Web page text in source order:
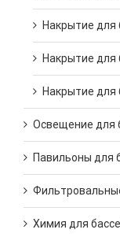
Накрытие для
Накрытие для
Накрытие для
Освещение для
Павильоны для
Химия для